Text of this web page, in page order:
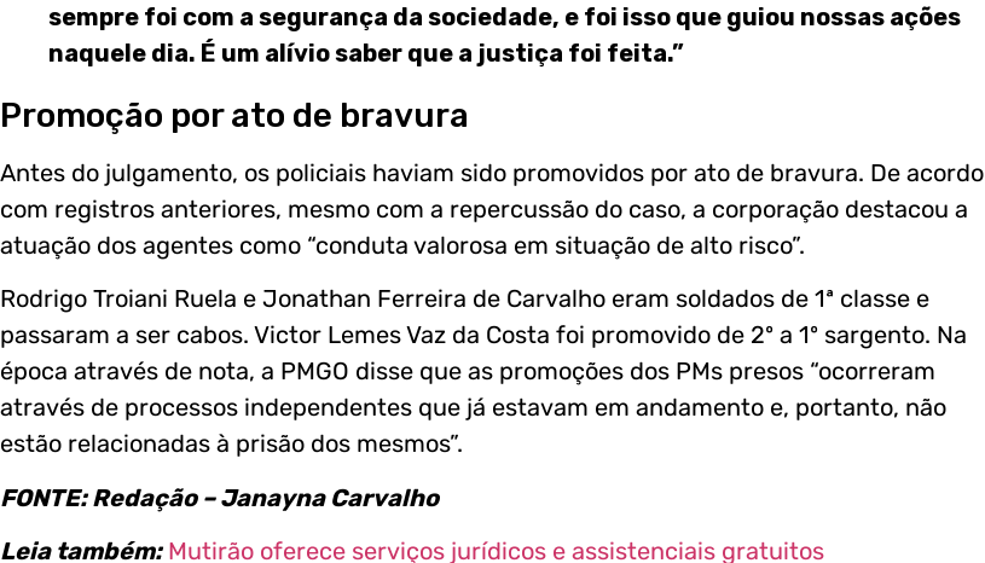
sempre foi com a segurança da sociedade, e foi isso que guiou nossas ações
naquele dia. É um alívio saber que a justiça foi feita.”
Promoção por ato de bravura
Antes do julgamento, os policiais haviam sido promovidos por ato de bravura. De acordo
com registros anteriores, mesmo com a repercussão do caso, a corporação destacou a
atuação dos agentes como “conduta valorosa em situação de alto risco”.
Rodrigo Troiani Ruela e Jonathan Ferreira de Carvalho eram soldados de 1ª classe e
passaram a ser cabos. Victor Lemes Vaz da Costa foi promovido de 2º a 1º sargento. Na
época através de nota, a PMGO disse que as promoções dos PMs presos “ocorreram
através de processos independentes que já estavam em andamento e, portanto, não
estão relacionadas à prisão dos mesmos”.
FONTE: Redação – Janayna Carvalho
Leia também: Mutirão oferece serviços jurídicos e assistenciais gratuitos